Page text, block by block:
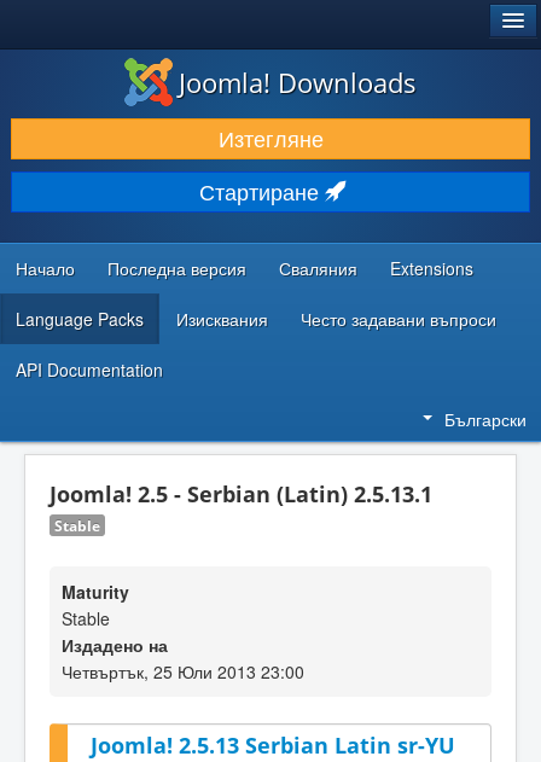
ИЗТЕГЛЯНЕ & РАЗШИРЯВАНЕ
ОТКРИВАЙТЕ & УЧЕТЕ
ОБЩНОСТ & ПОДДРЪЖКА
РЕСУРСИ ЗА РАЗРАБОТКА
Joomla! Downloads
Изтегляне
Стартиране
Начало Последна версия Сваляния Extensions
Language Packs Изисквания Често задавани въпроси
API Documentation
Български
Joomla! 2.5 - Serbian (Latin) 2.5.13.1
Stable
Maturity
Stable
Издадено на
Четвъртък, 25 Юли 2013 23:00
Joomla! 2.5.13 Serbian Latin sr-YU